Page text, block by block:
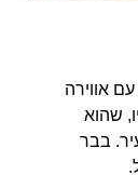
אווירה
שהוא
בבר